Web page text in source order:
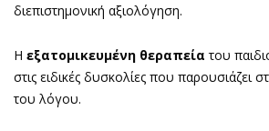
διεπιστημονική αξιολόγηση.
Η εξατομικευμένη θεραπεία του
στις ειδικές δυσκολίες που παρουσιάζει
του λόγου.